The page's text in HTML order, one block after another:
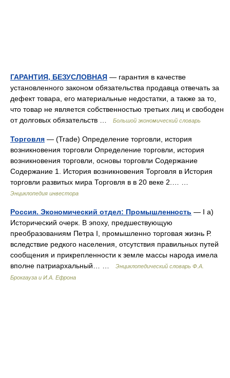
ГАРАНТИЯ, БЕЗУСЛОВНАЯ — гарантия в качестве
установленного законом обязательства продавца отвечать за
дефект товара, его материальные недостатки, а также за то,
что товар не является собственностью третьих лиц и свободен
от долговых обязательств …
Большой экономический словарь
Торговля — (Trade) Определение торговли, история
возникновения торговли Определение торговли, история
возникновения торговли, основы торговли Содержание
Содержание 1. История возникновения Торговля в История
торговли развитых мира Торговля в в 20 веке 2.… …
Энциклопедия инвестора
Россия. Экономический отдел: Промышленность — I а)
Исторический очерк. В эпоху, предшествующую
преобразованиям Петра I, промышленно торговая жизнь Р.
вследствие редкого населения, отсутствия правильных путей
сообщения и прикрепленности к земле массы народа имела
вполне патриархальный… …
Энциклопедический словарь Ф.А.
Брокгауза и И.А. Ефрона